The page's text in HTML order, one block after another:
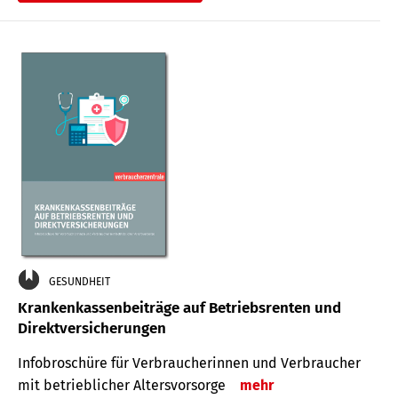
GESUNDHEIT
Krankenkassenbeiträge auf Betriebsrenten und
Direktversicherungen
Infobroschüre für Verbraucherinnen und Verbraucher
mit betrieblicher Altersvorsorge
mehr